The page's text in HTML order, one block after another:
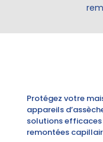
Protégez votre
appareils
solutions
remontées